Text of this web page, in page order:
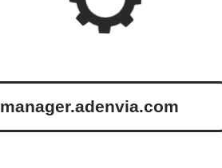
manager.adenvia.com